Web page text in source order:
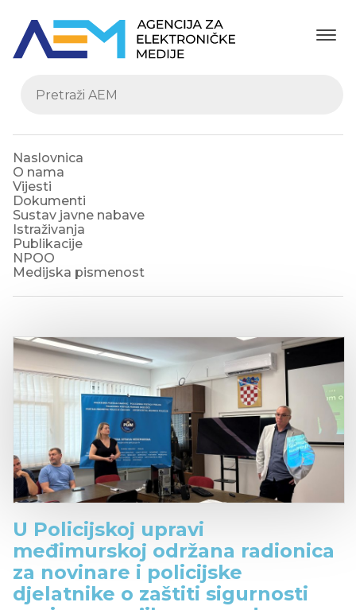
Naslovnica
O nama
Vijesti
Dokumenti
Sustav javne nabave
Istraživanja
Publikacije
NPOO
Medijska pismenost
U Policijskoj upravi
međimurskoj održana radionica
za novinare i policijske
djelatnike o zaštiti sigurnosti